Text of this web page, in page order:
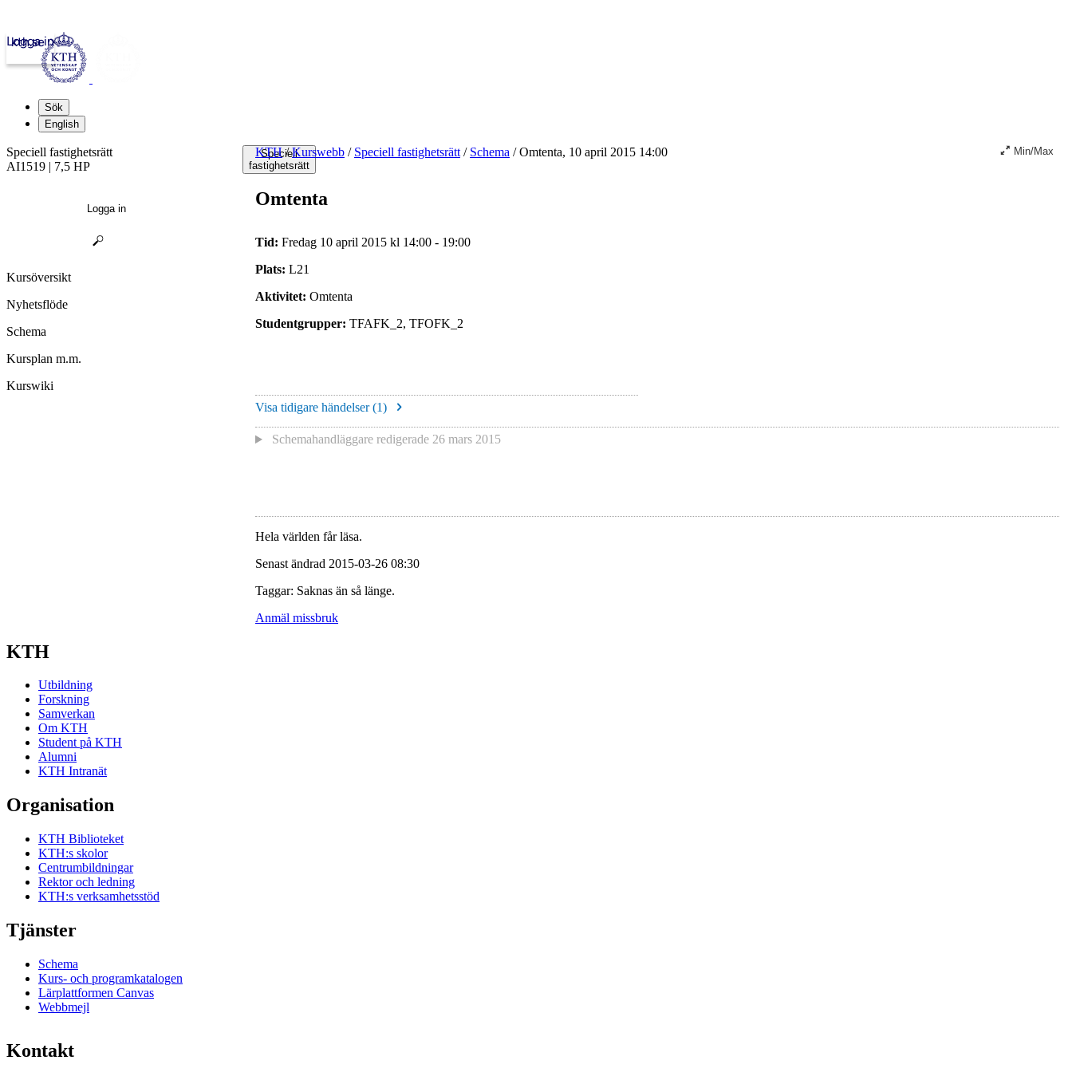
kth.se
Logga in
Sök
English
Speciell
fastighetsrätt
KTH / Kurswebb / Speciell fastighetsrätt / Schema /Omtenta, 10 april 2015 14:00 Min/Max
Omtenta
Tid: Fredag 10 april 2015 kl 14:00 - 19:00
Plats: L21
Aktivitet: Omtenta
Studentgrupper: TFAFK_2, TFOFK_2
Visa tidigare händelser (1)
Schemahandläggare redigerade 26 mars 2015
Hela världen får läsa.
Senast ändrad 2015-03-26 08:30
Taggar: Saknas än så länge.
Anmäl missbruk
Speciell fastighetsrätt
AI1519 | 7,5 HP
Logga in
Kursöversikt
Nyhetsflöde
Schema
Kursplan m.m.
Kurswiki
KTH
Utbildning
Forskning
Samverkan
Om KTH
Student på KTH
Alumni
KTH Intranät
Organisation
KTH Biblioteket
KTH:s skolor
Centrumbildningar
Rektor och ledning
KTH:s verksamhetsstöd
Tjänster
Schema
Kurs- och programkatalogen
Lärplattformen Canvas
Webbmejl
Kontakt